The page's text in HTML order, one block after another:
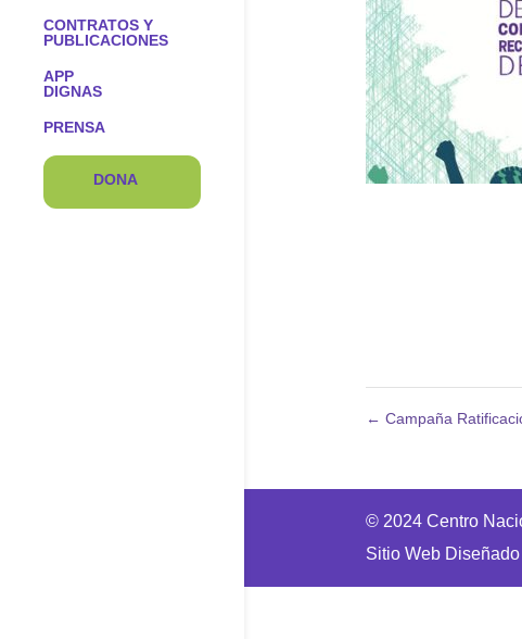
CONTRATOS Y
PUBLICACIONES
APP
DIGNAS
PRENSA
DONA
← Campaña
© 2024 Centro
Sitio Web